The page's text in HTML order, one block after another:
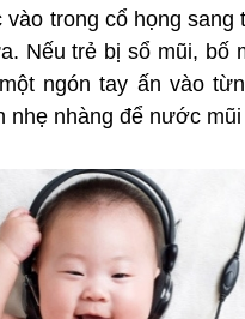
trong cổ họng sang
Nếu trẻ bị sổ mũi, bố
ngón tay ấn vào
nhẹ nhàng để nước